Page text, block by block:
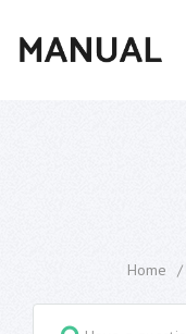
Home /